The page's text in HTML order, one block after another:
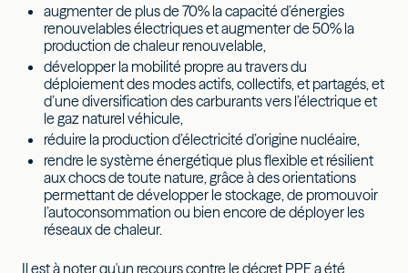
augmenter de plus de 70% la capacité d’énergies
renouvelables électriques et augmenter de 50% la
production de chaleur renouvelable,
développer la mobilité propre au travers du
déploiement des modes actifs, collectifs, et partagés, et
d’une diversification des carburants vers l’électrique et
le gaz naturel véhicule,
réduire la production d’électricité d’origine nucléaire,
rendre le système énergétique plus flexible et résilient
aux chocs de toute nature, grâce à des orientations
permettant de développer le stockage, de promouvoir
l’autoconsommation ou bien encore de déployer les
réseaux de chaleur.
Il est à noter qu'un recours contre le décret PPE a été